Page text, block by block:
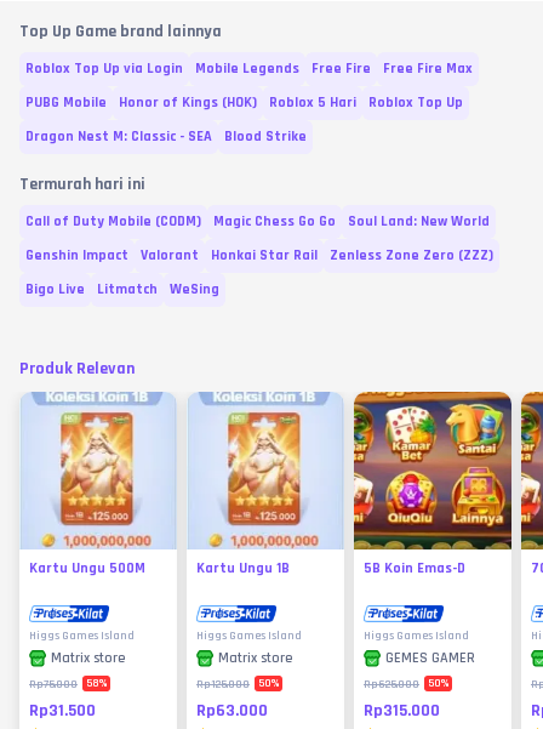
Top Up Game brand lainnya
Roblox Top Up via Login Mobile Legends Free Fire
Free Fire Max
PUBG Mobile
Honor of Kings (HOK) Roblox 5 Hari
Roblox Top Up
Dragon Nest M: Classic - SEA
Blood Strike
Termurah hari ini
Call of Duty Mobile (CODM) Magic Chess Go Go
Soul Land: New World
Genshin Impact
Valorant Honkai Star Rail
Zenless Zone Zero (ZZZ)
Bigo Live
Litmatch WeSing
Produk Relevan
Kartu Ungu 500M
Higgs Games Island
Matrix store
Rp75.000 58%
Rp31.500
Kartu Ungu 1B
Higgs Games Island
Matrix store
Rp125.000 50%
Rp63.000
5B Koin Emas-D
Higgs Games Island
GEMES GAMER
Rp625.000 50%
Rp315.000